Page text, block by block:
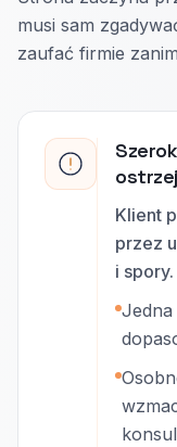
musi sam
zaufać firmie
Klient
przez
i spory.